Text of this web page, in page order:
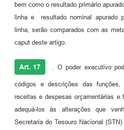
bem como o resultado primário
linha e resultado nominal apurado
linha, serão comparados com as
caput deste artigo.
Art. 17 . O poder executivo
códigos e descrições das funções,
receitas e despesas orçamentárias e
adequá-los às alterações que
Secretaria do Tesouro Nacional